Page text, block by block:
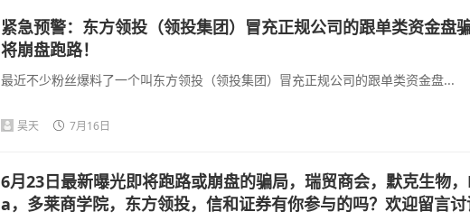
紧急预警：东方领投（领投集团）冒充正规公司的跟单类资金盘
将崩盘跑路！
最近不少粉丝爆料了一个叫东方领投（领投集团）冒充正规公司的跟单类资金盘...
昊天 7月16日
6月23日最新曝光即将跑路或崩盘的骗局，瑞贸商会，默克生物
a，多莱商学院，东方领投，信和证券有你参与的吗？欢迎留言